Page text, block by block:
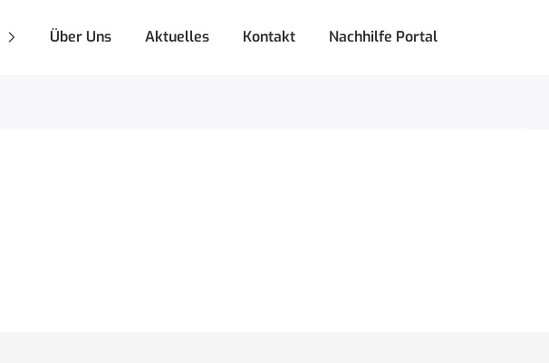
Über Uns Aktuelles Kontakt Nachhilfe Portal